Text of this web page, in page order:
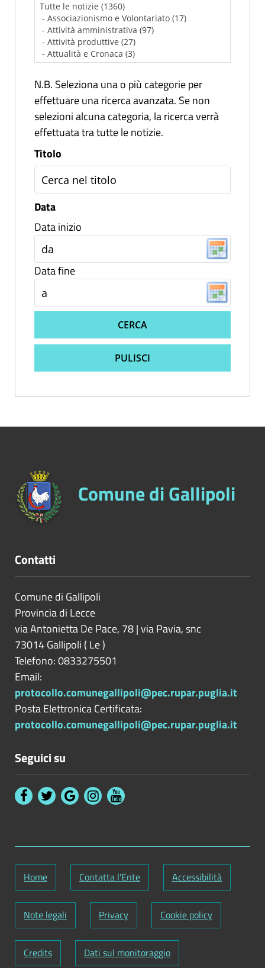
N.B. Seleziona una o più categorie per
effettuare una ricerca avanzata. Se non
selezioni alcuna categoria, la ricerca verrà
effettuata tra tutte le notizie.
Titolo
Data
Data inizio
Data fine
CERCA
PULISCI
Comune di Gallipoli
Contatti
Comune di Gallipoli
Provincia di Lecce
via Antonietta De Pace, 78 | via Pavia, snc
73014Gallipoli ( Le)
Telefono: 0833275501
Email:
protocollo.comunegallipoli@pec.rupar.puglia.it
Posta Elettronica Certificata:
protocollo.comunegallipoli@pec.rupar.puglia.it
Seguici su
Home Contatta l'Ente Accessibilità
Note legali Privacy Cookie policy
Credits Dati sul monitoraggio